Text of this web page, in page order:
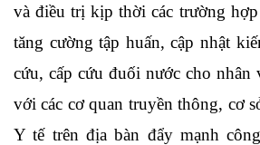
và điều trị kịp thời các trường
tăng cường tập huấn, cập nhật
cứu, cấp cứu đuối nước cho
với các cơ quan truyền thông, cơ
Y tế trên địa bàn đẩy mạnh